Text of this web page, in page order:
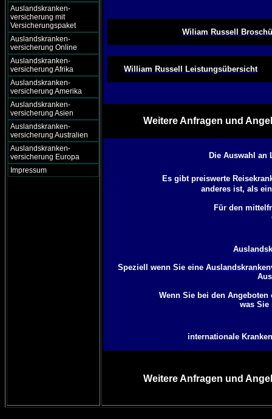
Auslandskranken-
versicherung mit
Versicherungspaket
Auslandskranken-
versicherung Online
Auslandskranken-
versicherung Afrika
Auslandskranken-
versicherung Amerika
Auslandskranken-
versicherung Asien
Auslandskranken-
versicherung Australien
Auslandskranken-
versicherung Europa
Impressum
Wiliam Russell
William Russell Leistungsübersicht
Weitere Anfragen und
Die Auswahl an
Es gibt preiswerte
anderes ist, als
Für den
Speziell wenn Sie eine
Wenn Sie bei den
was Sie
internationale
Weitere Anfragen und